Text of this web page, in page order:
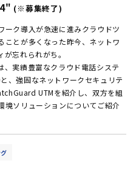
(※募集終了)
ーク導入が急速に進みクラウドツ
ことが多くなった昨今、ネットワ
忘れられがち。
、実績豊富なクラウド電話システ
、強固なネットワークセキュリテ
UTMを紹介し、双方を組
境ソリューションについてご紹介